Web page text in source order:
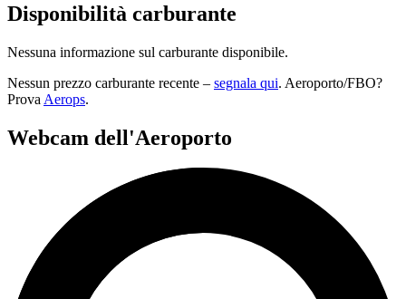
Disponibilità carburante
Nessuna informazione sul carburante disponibile.
Nessun prezzo carburante recente – segnala qui. Aeroporto/FBO?
Prova Aerops.
Webcam dell'Aeroporto